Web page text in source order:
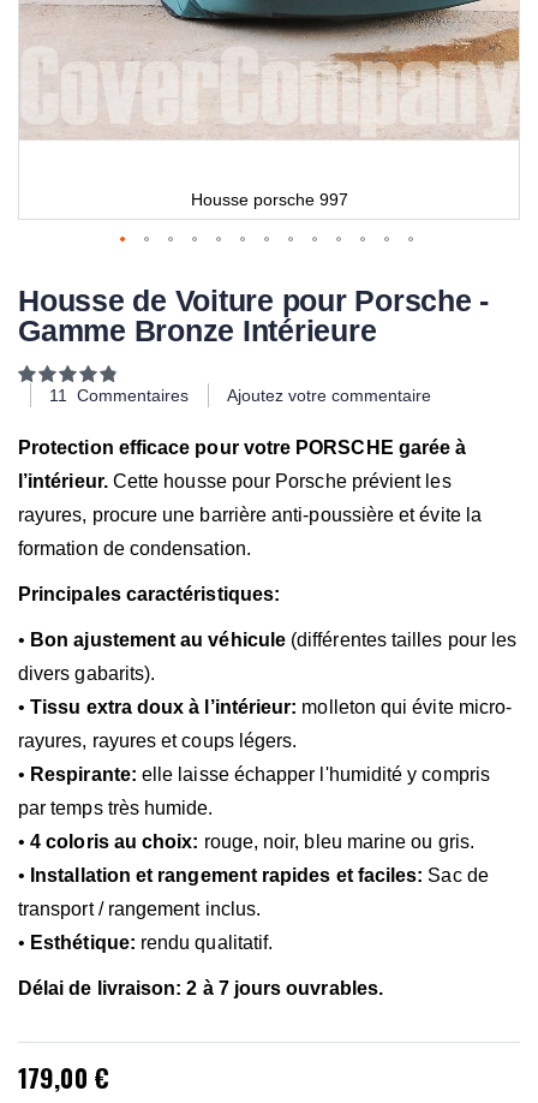
Housse porsche 997
Housse de Voiture pour Porsche -
Gamme Bronze Intérieure
Notation:
100
11 Commentaires Ajoutez votre commentaire
Protection efficace pour votre PORSCHE garée à
l’intérieur.Cette housse pour Porsche prévient les
rayures, procure une barrière anti-poussière et évite la
formation de condensation.
Principales caractéristiques:
• Bon ajustement au véhicule(différentes tailles pour les
divers gabarits).
• Tissu extra doux à l’intérieur: molleton qui évite micro-
rayures, rayures et coups légers.
• Respirante: elle laisse échapper l'humidité y compris
par temps très humide.
•4 coloris au choix: rouge, noir, bleu marine ou gris.
• Installation et rangement rapides et faciles: Sac de
transport / rangement inclus.
• Esthétique: rendu qualitatif.
Délai de livraison: 2 à 7 jours ouvrables.
179,00 €